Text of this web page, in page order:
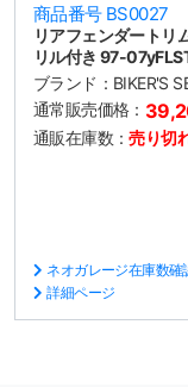
商品番号 BS0027
リアフェンダートリ
リル付き 97-
ブランド： BIKER'S
通常販売価格：
通販在庫数：売り切
ネオガレージ在庫数確
詳細ページ